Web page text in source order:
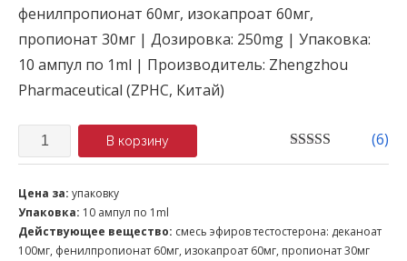
фенилпропионат 60мг, изокапроат 60мг,
пропионат 30мг | Дозировка: 250mg | Упаковка:
10 ампул по 1ml | Производитель: Zhengzhou
Pharmaceutical (ZPHC, Китай)
Количество В корзину
3.40out
(6)
Цена за: упаковку
Упаковка: 10 ампул по 1ml
Действующее вещество: смесь эфиров тестостерона: деканоат
100мг, фенилпропионат 60мг, изокапроат 60мг, пропионат 30мг